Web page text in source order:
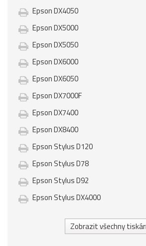
Epson DX4050
Epson DX5000
Epson DX5050
Epson DX6000
Epson DX6050
Epson DX7000F
Epson DX7400
Epson DX8400
Epson Stylus D120
Epson Stylus D78
Epson Stylus D92
Epson Stylus DX4000
Zobrazit všechny